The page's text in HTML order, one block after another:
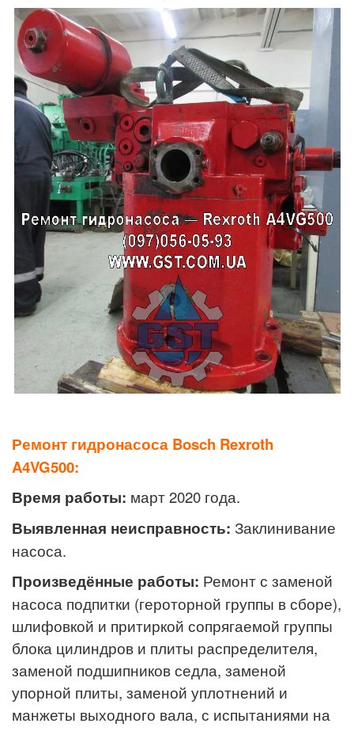
Ремонт гидронасоса Bosch Rexroth
A4VG500:
Время работы: март 2020 года.
Выявленная неисправность: Заклинивание
насоса.
Произведённые работы: Ремонт с заменой
насоса подпитки (героторной группы в сборе),
шлифовкой и притиркой сопрягаемой группы
блока цилиндров и плиты распределителя,
заменой подшипников седла, заменой
упорной плиты, заменой уплотнений и
манжеты выходного вала, с испытаниями на